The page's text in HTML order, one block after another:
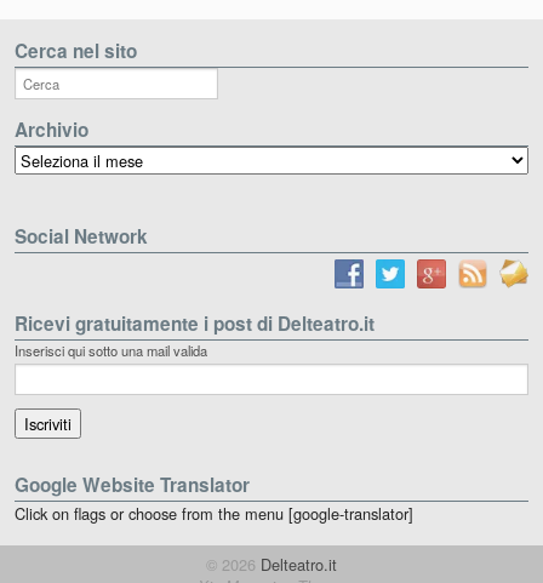
Cerca nel sito
Archivio
Archivio
Social Network
Ricevi gratuitamente i post di Delteatro.it
Inserisci qui sotto una mail valida
Google Website Translator
Click on flags or choose from the menu [google-translator]
© 2026 Delteatro.it